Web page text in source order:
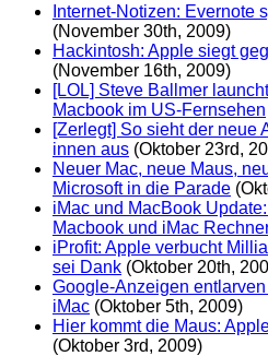
Internet-Notizen: Evernote
(November 30th, 2009)
Hackintosh: Apple siegt
(November 16th, 2009)
[LOL] Steve Ballmer
Macbook im US-Fernsehen
[Zerlegt] So sieht der neue
innen aus (Oktober 23rd,
Neuer Mac, neue Maus,
Microsoft in die Parade
iMac und MacBook
Macbook und iMac
iProfit: Apple verbucht
sei Dank (Oktober 20th,
Google-Anzeigen
iMac (Oktober 5th, 2009)
Hier kommt die Maus:
(Oktober 3rd, 2009)